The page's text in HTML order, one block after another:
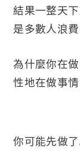
結果一整天
是多數人浪
為什麼你在
性地在做事情
你可能先做